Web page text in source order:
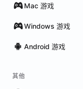
Mac 游戏
Windows 游戏
Android 游戏
其他